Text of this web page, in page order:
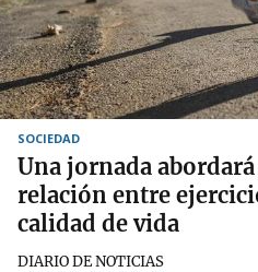
SOCIEDAD
Una jornada
relación entre
calidad de vida
DIARIO DE NOTICIAS